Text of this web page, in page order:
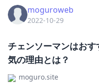
moguroweb
2022-10-29
チェンソーマンはお
気の理由とは？
moguro.site